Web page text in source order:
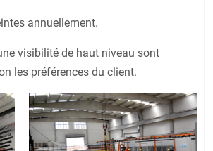
annuellement.
visibilité de haut niveau sont
les préférences du client.